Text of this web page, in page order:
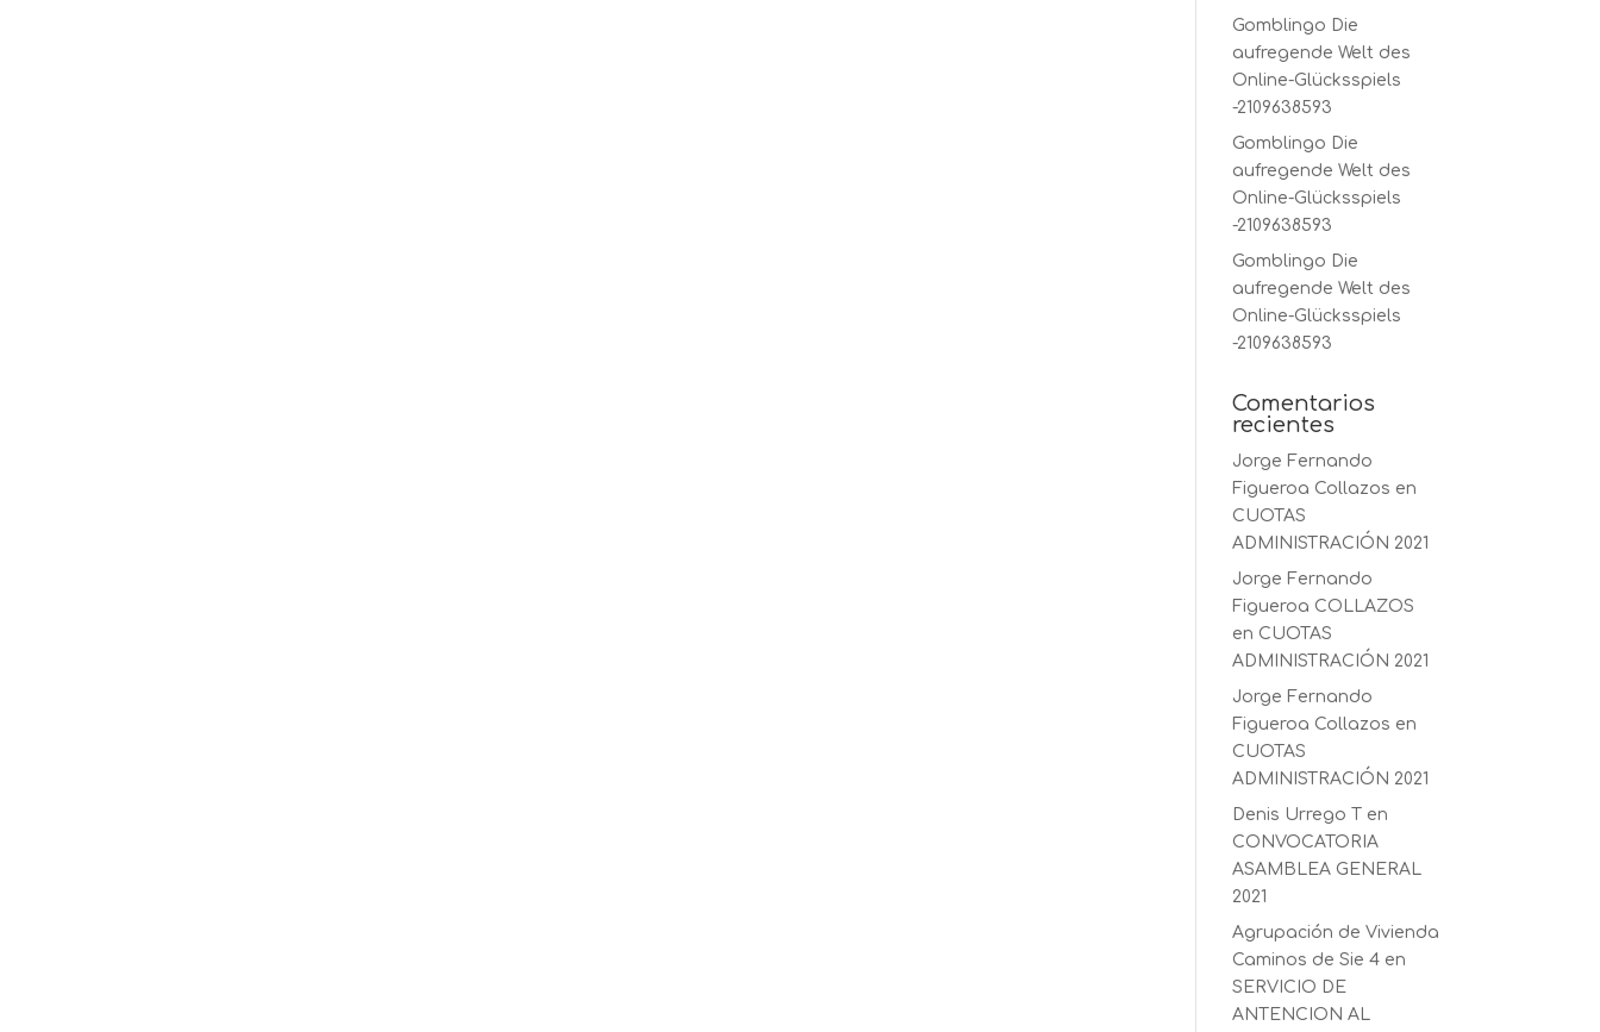
Gomblingo Die
aufregende Welt des
Online-Glücksspiels
-2109638593
Gomblingo Die
aufregende Welt des
Online-Glücksspiels
-2109638593
Gomblingo Die
aufregende Welt des
Online-Glücksspiels
-2109638593
Comentarios
recientes
Jorge Fernando
Figueroa Collazos en
CUOTAS
ADMINISTRACIÓN 2021
Jorge Fernando
Figueroa COLLAZOS
en CUOTAS
ADMINISTRACIÓN 2021
Jorge Fernando
Figueroa Collazos en
CUOTAS
ADMINISTRACIÓN 2021
Denis Urrego T
en
CONVOCATORIA
ASAMBLEA GENERAL
2021
Agrupación de Vivienda
Caminos de Sie 4 en
SERVICIO DE
ANTENCION AL